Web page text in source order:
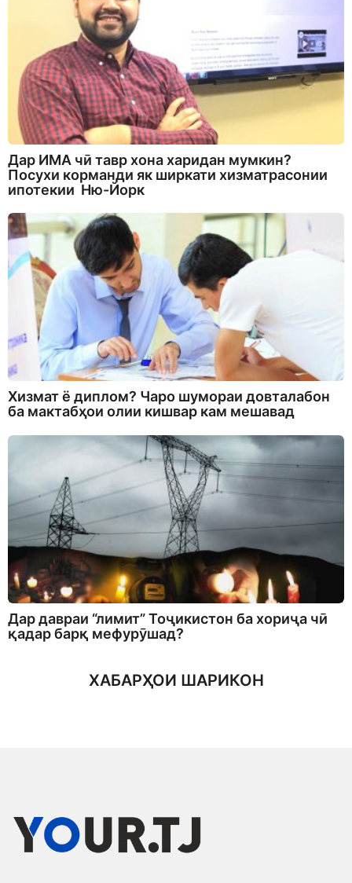
Дар ИМА чӣ тавр хона харидан мумкин?
Посухи корманди як ширкати хизматрасонии
ипотекии Ню-Йорк
Хизмат ё диплом? Чаро шумораи довталабон
ба мактабҳои олии кишвар кам мешавад
Дар давраи “лимит” Тоҷикистон ба хориҷа чӣ
қадар барқ мефурӯшад?
ХАБАРҲОИ ШАРИКОН